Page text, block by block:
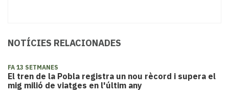
NOTÍCIES RELACIONADES
FA 13 SETMANES
El tren de la Pobla registra un nou rècord i supera el
mig milió de viatges en l'últim any